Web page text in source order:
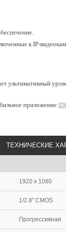
к IP-
ультимативный
приложение
ТЕХНИЧЕСКИЕ
1920 x 1080
1/2.8" CMOS
Прогрессивная